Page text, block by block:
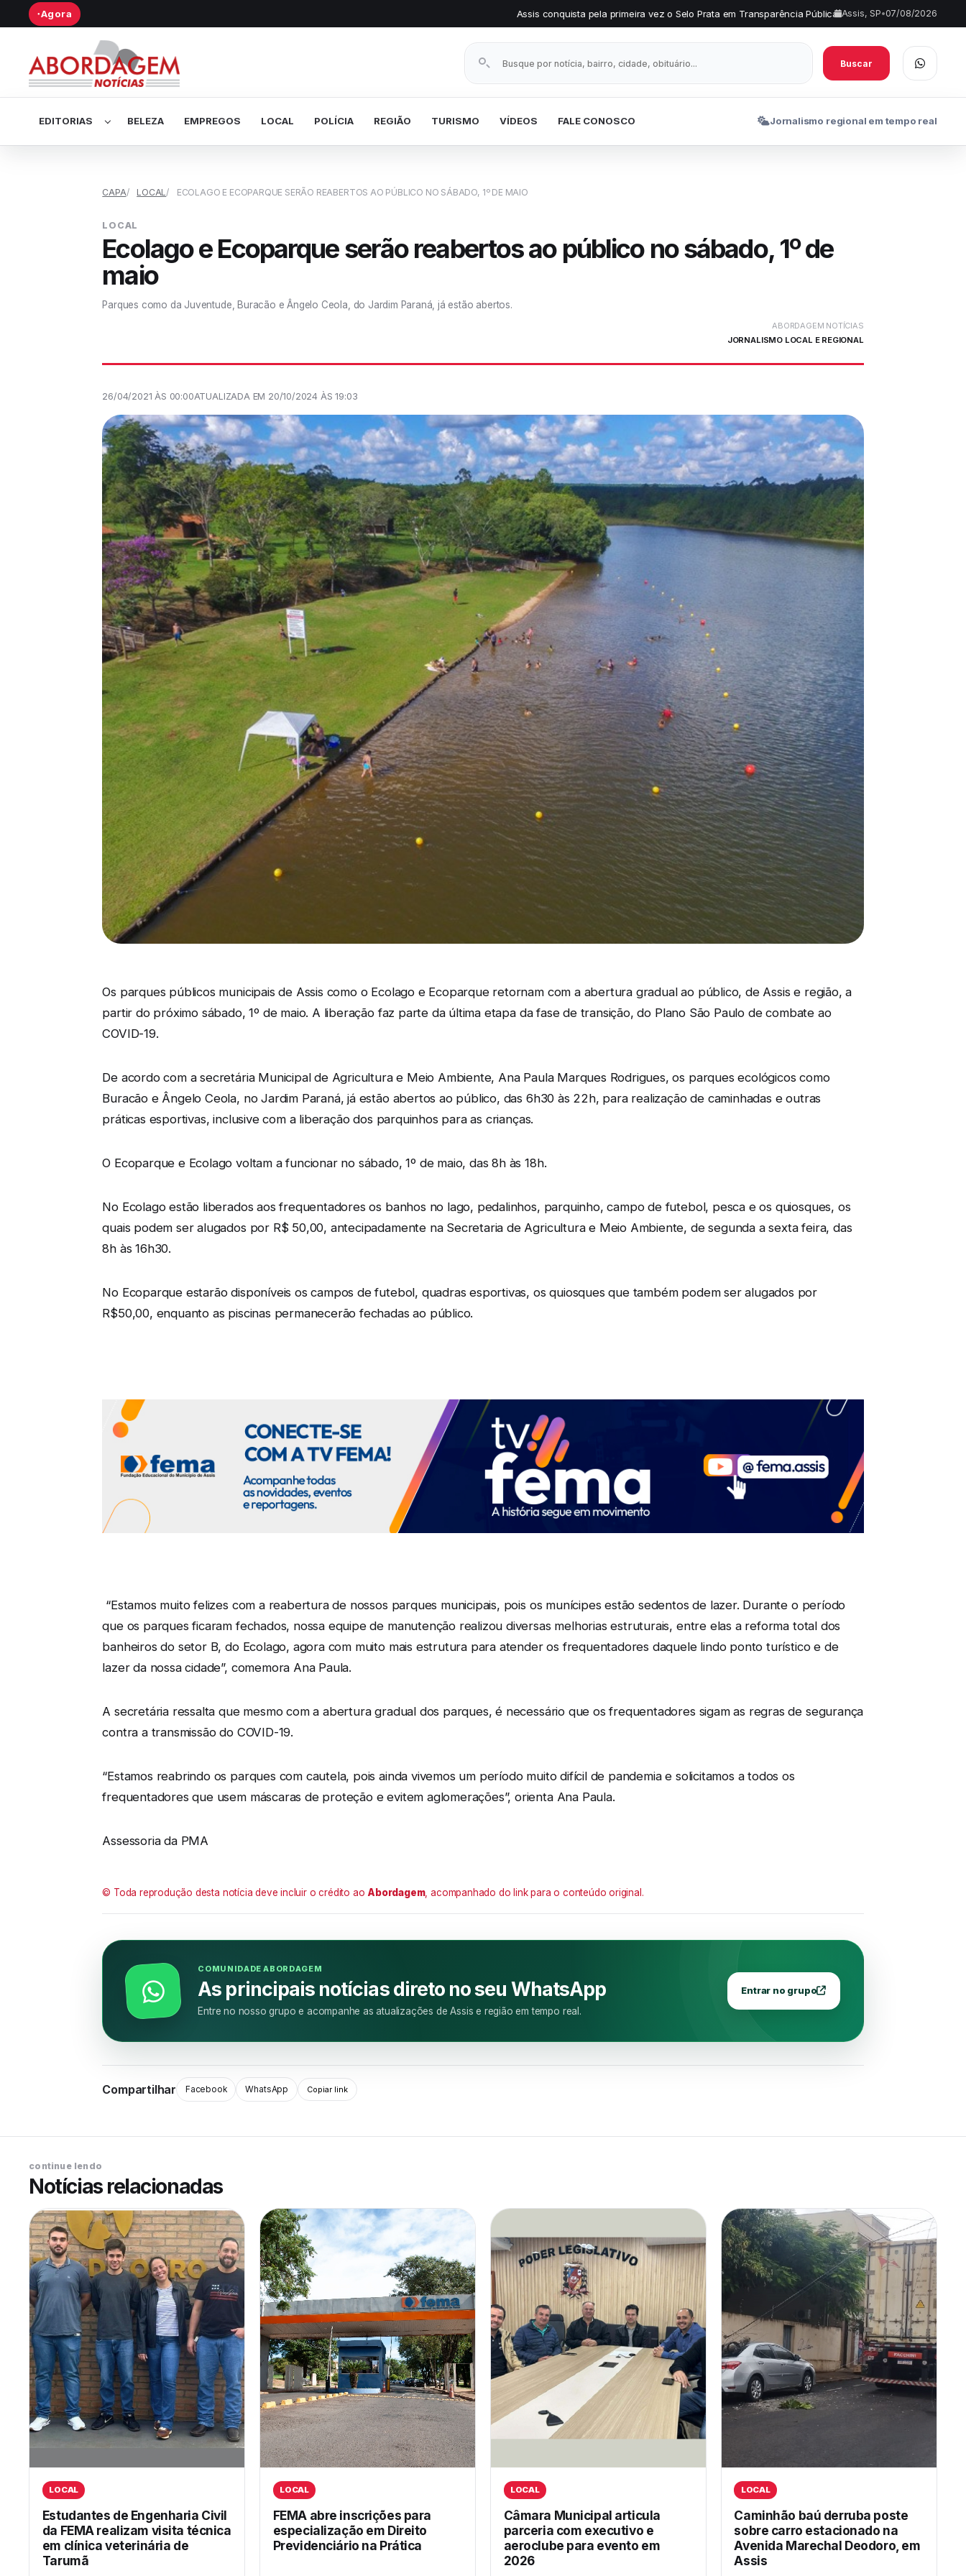
● Agora Assis conquista pela primeira vez o Selo Prata em Transparência Pública • Comércio de Assis terá horário especial e
Assis, SP•07/08/2026
Buscar notícias
Buscar
EDITORIAS BELEZA EMPREGOS LOCAL POLÍCIA REGIÃO TURISMO VÍDEOS FALE CONOSCO Jornalismo regional em tempo real
CAPA LOCAL ECOLAGO E ECOPARQUE SERÃO REABERTOS AO PÚBLICO NO SÁBADO, 1º DE MAIO
LOCAL
Ecolago e Ecoparque serão reabertos ao público no sábado, 1º de
maio
Parques como da Juventude, Buracão e Ângelo Ceola, do Jardim Paraná, já estão abertos.
ABORDAGEM NOTÍCIAS
JORNALISMO LOCAL E REGIONAL
26/04/2021 ÀS 00:00ATUALIZADA EM 20/10/2024 ÀS 19:03
Os parques públicos municipais de Assis como o Ecolago e Ecoparque retornam com a abertura gradual ao público, de Assis e região, a
partir do próximo sábado, 1º de maio. A liberação faz parte da última etapa da fase de transição, do Plano São Paulo de combate ao
COVID-19.
De acordo com a secretária Municipal de Agricultura e Meio Ambiente, Ana Paula Marques Rodrigues, os parques ecológicos como
Buracão e Ângelo Ceola, no Jardim Paraná, já estão abertos ao público, das 6h30 às 22h, para realização de caminhadas e outras
práticas esportivas, inclusive com a liberação dos parquinhos para as crianças.
O Ecoparque e Ecolago voltam a funcionar no sábado, 1º de maio, das 8h às 18h.
No Ecolago estão liberados aos frequentadores os banhos no lago, pedalinhos, parquinho, campo de futebol, pesca e os quiosques, os
quais podem ser alugados por R$ 50,00, antecipadamente na Secretaria de Agricultura e Meio Ambiente, de segunda a sexta feira, das
8h às 16h30.
No Ecoparque estarão disponíveis os campos de futebol, quadras esportivas, os quiosques que também podem ser alugados por
R$50,00, enquanto as piscinas permanecerão fechadas ao público.
“Estamos muito felizes com a reabertura de nossos parques municipais, pois os munícipes estão sedentos de lazer. Durante o período
que os parques ficaram fechados, nossa equipe de manutenção realizou diversas melhorias estruturais, entre elas a reforma total dos
banheiros do setor B, do Ecolago, agora com muito mais estrutura para atender os frequentadores daquele lindo ponto turístico e de
lazer da nossa cidade”, comemora Ana Paula.
A secretária ressalta que mesmo com a abertura gradual dos parques, é necessário que os frequentadores sigam as regras de segurança
contra a transmissão do COVID-19.
“Estamos reabrindo os parques com cautela, pois ainda vivemos um período muito difícil de pandemia e solicitamos a todos os
frequentadores que usem máscaras de proteção e evitem aglomerações”, orienta Ana Paula.
Assessoria da PMA
© Toda reprodução desta notícia deve incluir o crédito ao Abordagem, acompanhado do link para o conteúdo original.
COMUNIDADE ABORDAGEM
As principais notícias direto no seu WhatsApp
Entre no nosso grupo e acompanhe as atualizações de Assis e região em tempo real.
Entrar no grupo
Compartilhar Facebook WhatsApp Copiar link
continue lendo
Notícias relacionadas
LOCAL
Estudantes de Engenharia Civil
da FEMA realizam visita técnica
em clínica veterinária de
Tarumã
LOCAL
FEMA abre inscrições para
especialização em Direito
Previdenciário na Prática
LOCAL
Câmara Municipal articula
parceria com executivo e
aeroclube para evento em
2026
LOCAL
Caminhão baú derruba poste
sobre carro estacionado na
Avenida Marechal Deodoro, em
Assis